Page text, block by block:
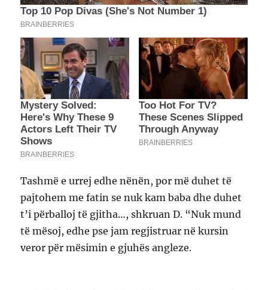
Tashmë e urrej edhe nënën, por më duhet të
pajtohem me fatin se nuk kam baba dhe duhet
t’i përballoj të gjitha…, shkruan D. “Nuk mund
të mësoj, edhe pse jam regjistruar në kursin
veror për mësimin e gjuhës angleze.